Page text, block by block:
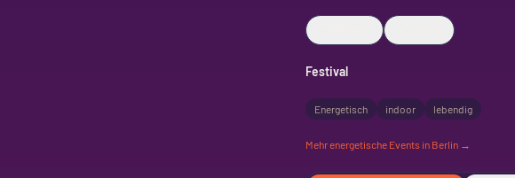
Festival
Energetisch indoor lebendig
Mehrenergetische Events in Berlin →